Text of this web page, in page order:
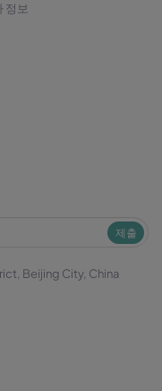
정보
제출
Beijing City, China